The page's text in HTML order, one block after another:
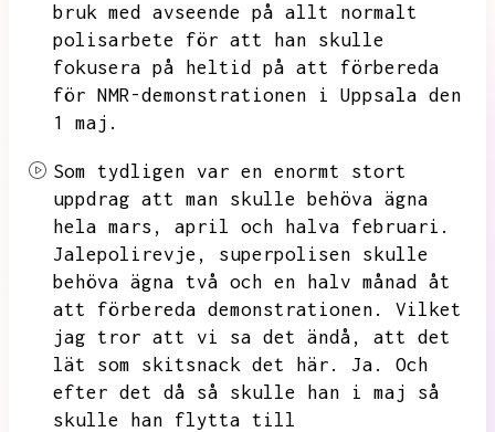
bruk med avseende på allt normalt
polisarbete för att han skulle
fokusera på heltid på att förbereda
för NMR-demonstrationen i Uppsala den
1 maj.
Som tydligen var en enormt stort
uppdrag att man skulle behöva ägna
hela mars,
april och halva februari.
Jalepolirevje,
superpolisen skulle
behöva ägna två och en halv månad åt
att förbereda demonstrationen.
Vilket
jag tror att vi sa det ändå,
att det
lät som skitsnack det här.
Ja.
Och
efter det då så skulle han i maj så
skulle han flytta till